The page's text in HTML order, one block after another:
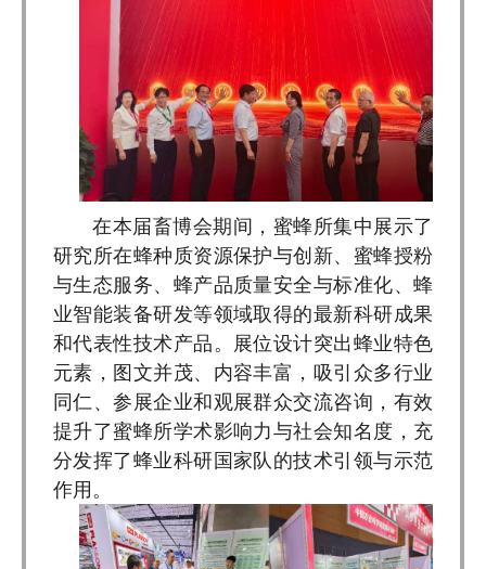
在本届畜博会期间，蜜蜂所集中展示了
研究所在蜂种质资源保护与创新、蜜蜂授粉
与生态服务、蜂产品质量安全与标准化、蜂
业智能装备研发等领域取得的最新科研成果
和代表性技术产品。展位设计突出蜂业特色
元素，图文并茂、内容丰富，吸引众多行业
同仁、参展企业和观展群众交流咨询，有效
提升了蜜蜂所学术影响力与社会知名度，充
分发挥了蜂业科研国家队的技术引领与示范
作用。